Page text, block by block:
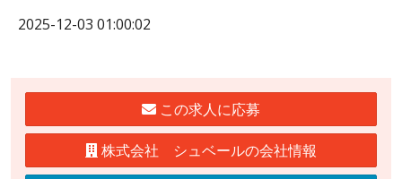
2025-12-03 01:00:02
この求人に応募
株式会社 シュベールの会社情報